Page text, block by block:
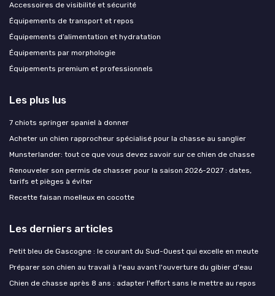
Accessoires de visibilité et sécurité
Équipements de transport et repos
Équipements d’alimentation et hydratation
Équipements par morphologie
Équipements premium et professionnels
Les plus lus
7 chiots springer spaniel à donner
Acheter un chien rapprocheur spécialisé pour la chasse au sanglier
Munsterlander: tout ce que vous devez savoir sur ce chien de chasse
Renouveler son permis de chasser pour la saison 2026-2027 : dates,
tarifs et pièges à éviter
Recette faisan moelleux en cocotte
Les derniers articles
Petit bleu de Gascogne : le courant du Sud-Ouest qui excelle en meute
Préparer son chien au travail à l'eau avant l'ouverture du gibier d'eau
Chien de chasse après 8 ans : adapter l'effort sans le mettre au repos